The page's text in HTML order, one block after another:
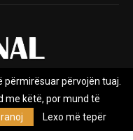
Kontakt
e themeluar në vitin
përmirësuar përvojën tuaj.
me këtë, por mund të
Lexo më tepër